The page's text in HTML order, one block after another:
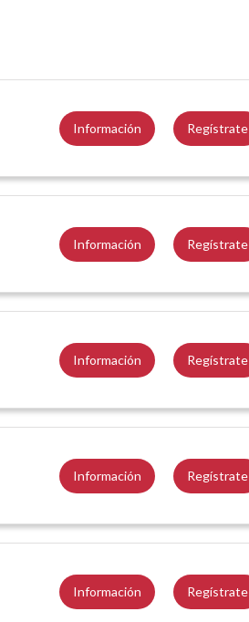
Información Regístrate
Información Regístrate
Información Regístrate
Información Regístrate
Información Regístrate